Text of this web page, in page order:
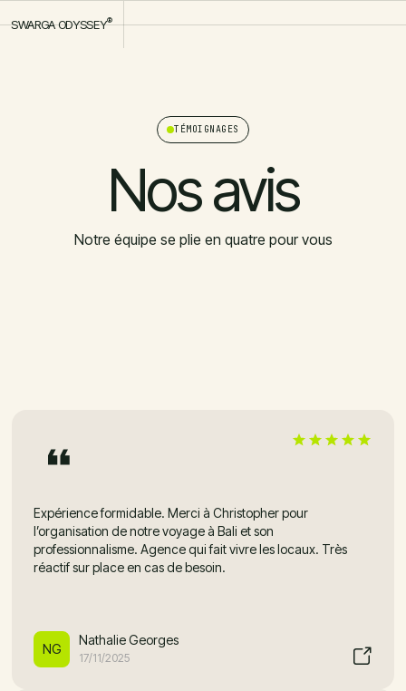
SWARGA ODYSSEY®
TÉMOIGNAGES
Nos avis
Notre équipe se plie en quatre pour vous
Expérience formidable. Merci à Christopher pour
l’organisation de notre voyage à Bali et son
professionnalisme. Agence qui fait vivre les locaux. Très
réactif sur place en cas de besoin.
NG
Nathalie Georges
17/11/2025